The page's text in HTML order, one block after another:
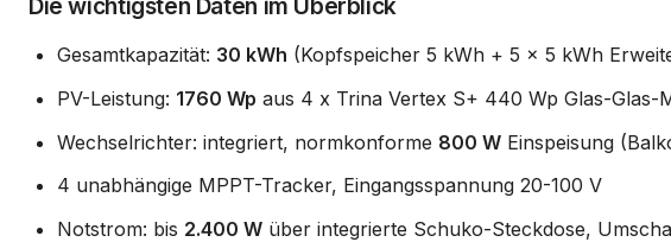
Die wichtigsten Daten im Überblick
Gesamtkapazität: 30 kWh (Kopfspeicher 5 kWh + 5 x 5 kWh
PV-Leistung: 1760 Wp aus 4 x Trina Vertex S+ 440 Wp Glas-Glas-
Wechselrichter: integriert, normkonforme 800 W Einspeisung
4 unabhängige MPPT-Tracker, Eingangsspannung 20-100 V
Notstrom: bis 2.400 W über integrierte Schuko-Steckdose,